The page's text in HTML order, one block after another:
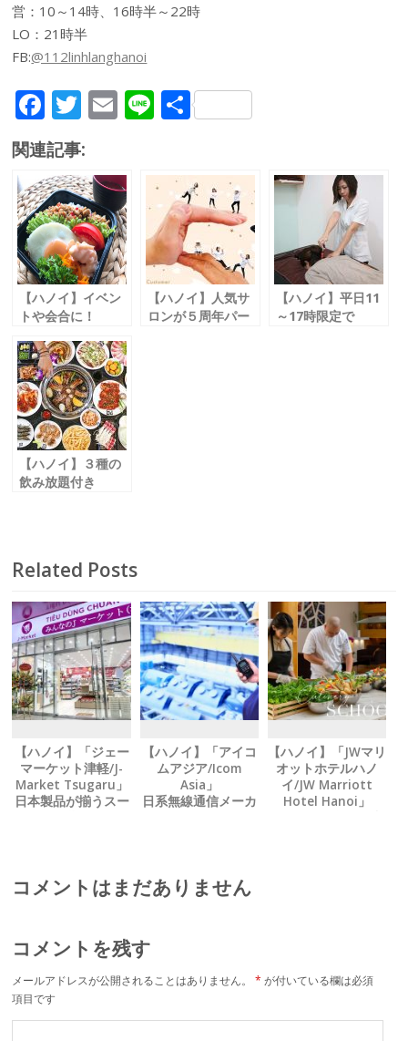
営：10～14時、16時半～22時
LO：21時半
FB:@112linhlanghanoi
F
ac
e
b
o
o
k
T
itt
er
E
l
Li 共
関連記事:
【ハノイ】イベン
トや会合に！
付中
「手作り弁当ひな
た屋」
【ハノイ】人気サ
ロンが５周年パー
【ハノイ】平日11
～17時限定で
【ハノイ】３種の
飲み放題付き
Related Posts
【ハノイ】「ジェー
マーケット津軽/J-
Market Tsugaru」
日本製品が揃うスー
【ハノイ】「アイコ
ムアジア/Icom
Asia」
日系無線通信メーカ
【ハノイ】「JWマリ
オットホテルハノ
イ/JW Marriott
Hotel Hanoi」
コメントはまだありません
コメントを残す
メールアドレスが公開されることはありません。 * が付いている欄は必須
項目です